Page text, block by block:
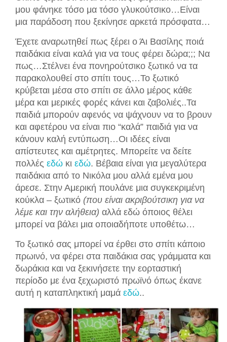
μου φάνηκε τόσο μα τόσο γλυκούτσικο…Είναι
μια παράδοση που ξεκίνησε αρκετά πρόσφατα…
Έχετε αναρωτηθεί πως ξέρει ο Άι Βασίλης ποιά
παιδάκια είναι καλά για να τους φέρει δώρα;;; Να
πως…Στέλνει ένα πονηρούτσικο ξωτικό να τα
παρακολουθεί στο σπίτι τους…Το ξωτικό
κρύβεται μέσα στο σπίτι σε άλλο μέρος κάθε
μέρα και μερικές φορές κάνει και ζαβολιές..Τα
παιδιά μπορούν αφενός να ψάχνουν να το βρουν
και αφετέρου να είναι πιο “καλά” παιδιά για να
κάνουν καλή εντύπωση…Οι ιδέες είναι
απίστευτες και αμέτρητες. Μπορείτε να δείτε
πολλές εδώ κι εδώ. Βέβαια είναι για μεγαλύτερα
παιδάκια από το Νικόλα μου αλλά εμένα μου
άρεσε. Στην Αμερική πουλάνε μια συγκεκριμένη
κούκλα – ξωτικό (που είναι ακριβούτσικη για να
λέμε και την αλήθεια) αλλά εδώ όποιος θέλει
μπορεί να βάλει μια οποιαδήποτε υποθέτω…
Το ξωτικό σας μπορεί να έρθει στο σπίτι κάποιο
πρωινό, να φέρει στα παιδάκια σας γράμματα και
δωράκια και να ξεκινήσετε την εορταστική
περίοδο με ένα ξεχωριστό πρωϊνό όπως έκανε
αυτή η καταπληκτική μαμά εδώ..